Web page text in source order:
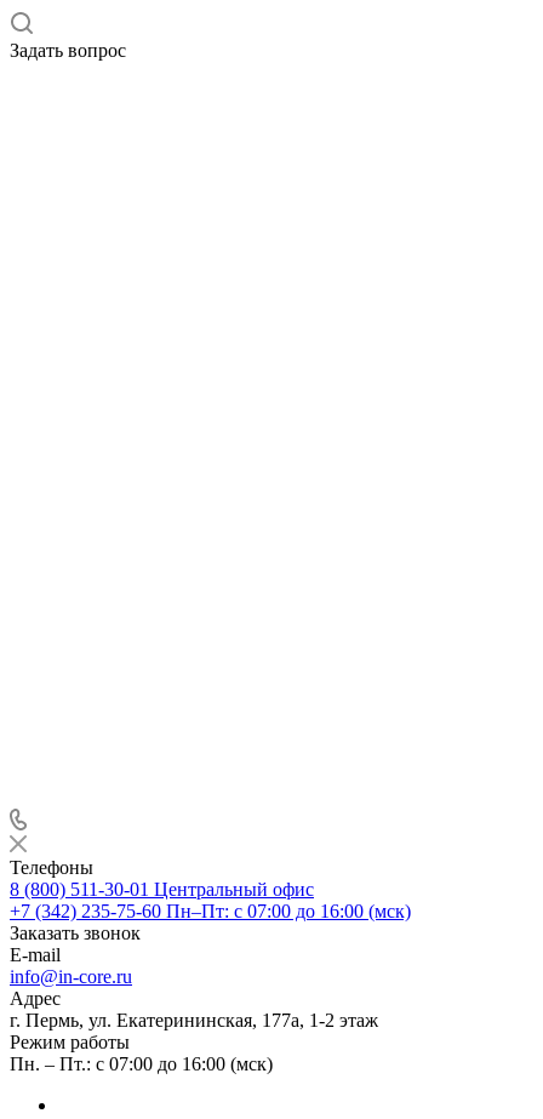
Задать вопрос
Телефоны
8 (800) 511-30-01 Центральный офис
+7 (342) 235-75-60 Пн–Пт: с 07:00 до 16:00 (мск)
Заказать звонок
E-mail
info@in-core.ru
Адрес
г. Пермь, ул. ​Екатерининская, 177а, ​1-2 этаж
Режим работы
Пн. – Пт.: с 07:00 до 16:00 (мск)